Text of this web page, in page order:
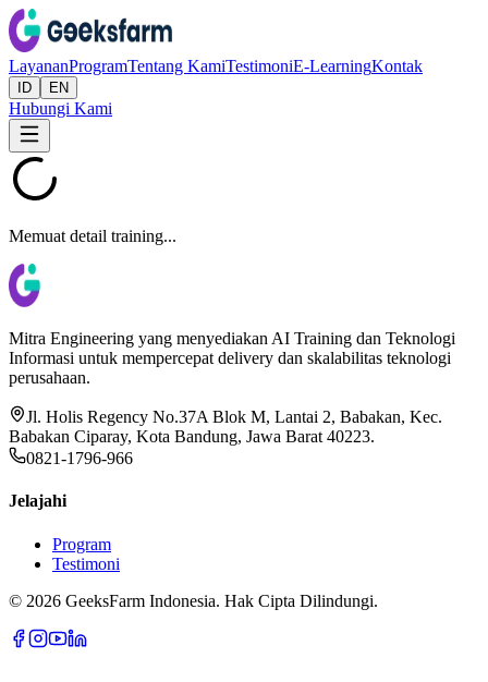
LayananProgramTentang KamiTestimoniE-LearningKontak
ID EN
Hubungi Kami
Memuat detail training...
Mitra Engineering yang menyediakan AI Training dan Teknologi
Informasi untuk mempercepat delivery dan skalabilitas teknologi
perusahaan.
Jl. Holis Regency No.37A Blok M, Lantai 2, Babakan, Kec.
Babakan Ciparay, Kota Bandung, Jawa Barat 40223.
0821-1796-966
Jelajahi
Program
Testimoni
© 2026 GeeksFarm Indonesia. Hak Cipta Dilindungi.